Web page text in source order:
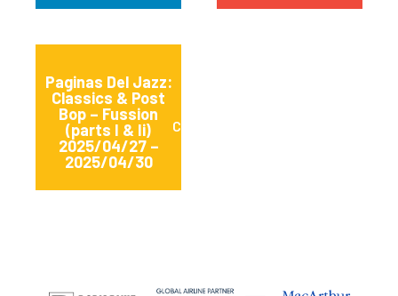
Paginas Del Jazz:
Classics & Post
Bop – Fussion
(parts I & Ii)
2025/04/27 –
2025/04/30
Caracas, Venezuela